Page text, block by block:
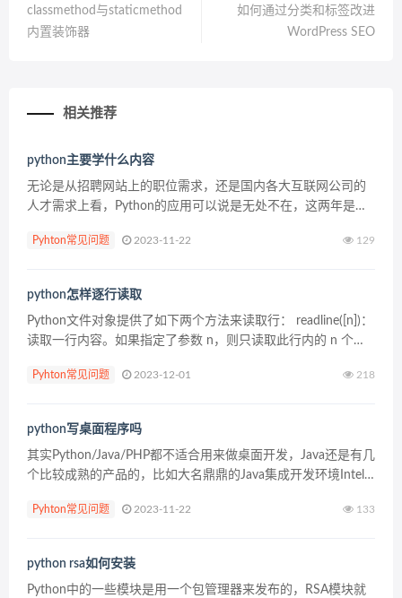
classmethod与staticmethod
内置装饰器
如何通过分类和标签改进
WordPress SEO
相关推荐
python主要学什么内容
无论是从招聘网站上的职位需求，还是国内各大互联网公司的
人才需求上看，Python的应用可以说是无处不在，这两年是
的人也是与日俱增。那么，Python开发学...
Pyhton常见问题 2023-11-22 129
python怎样逐行读取
Python文件对象提供了如下两个方法来读取行： readline([n])：
读取一行内容。如果指定了参数 n，则只读取此行内的 n 个字
readli...
Pyhton常见问题 2023-12-01 218
python写桌面程序吗
其实Python/Java/PHP都不适合用来做桌面开发，Java还是有几
个比较成熟的产品的，比如大名鼎鼎的Java集成开发环境IntelliJ
Pyhton常见问题 2023-11-22 133
python rsa如何安装
Python中的一些模块是用一个包管理器来发布的，RSA模块就